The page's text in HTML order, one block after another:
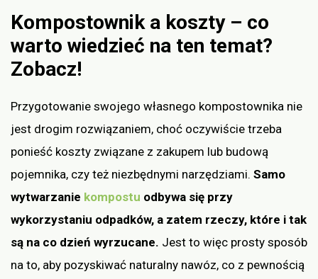
Kompostownik a koszty – co
warto wiedzieć na ten temat?
Zobacz!
Przygotowanie swojego własnego kompostownika nie
jest drogim rozwiązaniem, choć oczywiście trzeba
ponieść koszty związane z zakupem lub budową
pojemnika, czy też niezbędnymi narzędziami. Samo
wytwarzanie kompostu odbywa się przy
wykorzystaniu odpadków, a zatem rzeczy, które i tak
są na co dzień wyrzucane. Jest to więc prosty sposób
na to, aby pozyskiwać naturalny nawóz, co z pewnością